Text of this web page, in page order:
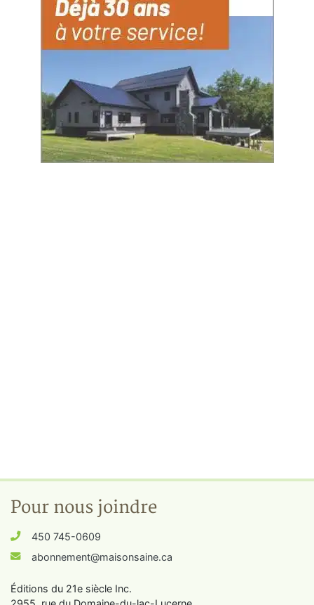
Pour nous joindre
450 745-0609
abonnement@maisonsaine.ca
Éditions du 21e siècle Inc.